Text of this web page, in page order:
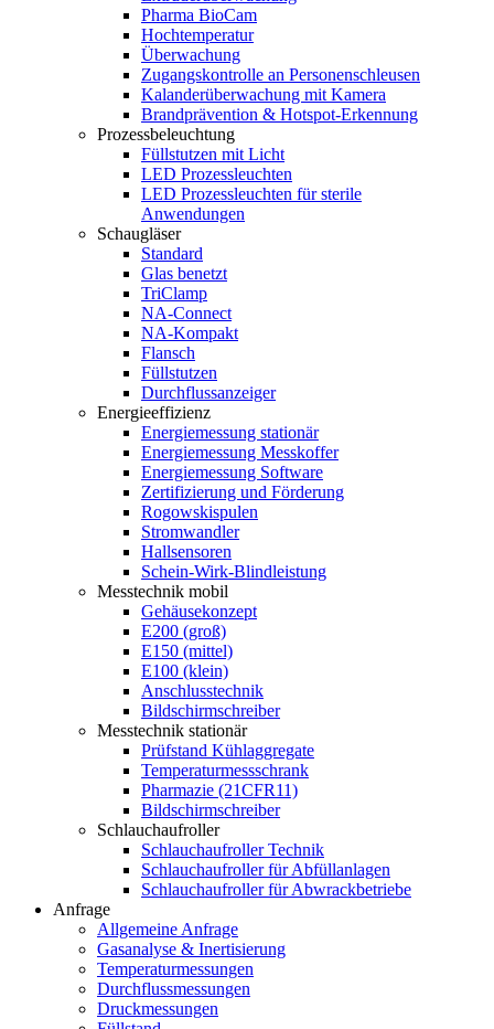
Pharma BioCam
Hochtemperatur
Überwachung
Zugangskontrolle an Personenschleusen
Kalanderüberwachung mit Kamera
Brandprävention & Hotspot-Erkennung
Prozessbeleuchtung
Füllstutzen mit Licht
LED Prozessleuchten
LED Prozessleuchten für sterile
Anwendungen
Schaugläser
Standard
Glas benetzt
TriClamp
NA-Connect
NA-Kompakt
Flansch
Füllstutzen
Durchflussanzeiger
Energieeffizienz
Energiemessung stationär
Energiemessung Messkoffer
Energiemessung Software
Zertifizierung und Förderung
Rogowskispulen
Stromwandler
Hallsensoren
Schein-Wirk-Blindleistung
Messtechnik mobil
Gehäusekonzept
E200 (groß)
E150 (mittel)
E100 (klein)
Anschlusstechnik
Bildschirmschreiber
Messtechnik stationär
Prüfstand Kühlaggregate
Temperaturmessschrank
Pharmazie (21CFR11)
Bildschirmschreiber
Schlauchaufroller
Schlauchaufroller Technik
Schlauchaufroller für Abfüllanlagen
Schlauchaufroller für Abwrackbetriebe
Anfrage
Allgemeine Anfrage
Gasanalyse & Inertisierung
Temperaturmessungen
Durchflussmessungen
Druckmessungen